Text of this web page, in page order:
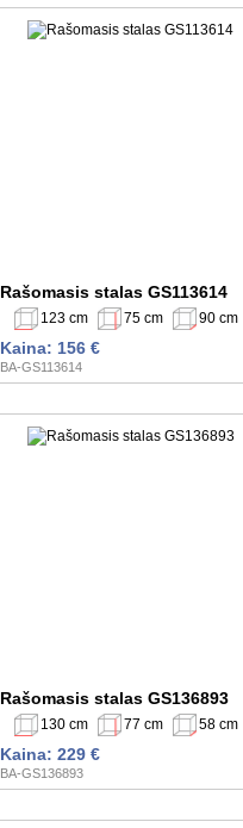
Rašomasis stalas GS113614
123 cm 75 cm 90 cm
Kaina: 156 €
BA-GS113614
Rašomasis stalas GS136893
130 cm 77 cm 58 cm
Kaina: 229 €
BA-GS136893